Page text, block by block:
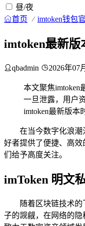
昼/夜
首页 imtoken钱包
imtoken最新版
qbadmin 2026年07
本文聚焦imtoken
一旦泄露，用户
imtoken最新版本
在当今数字化浪潮
好者提供了便捷、高效
们给予高度关注。
imToken 明文
随着区块链技术
子的觊觎，在网络的